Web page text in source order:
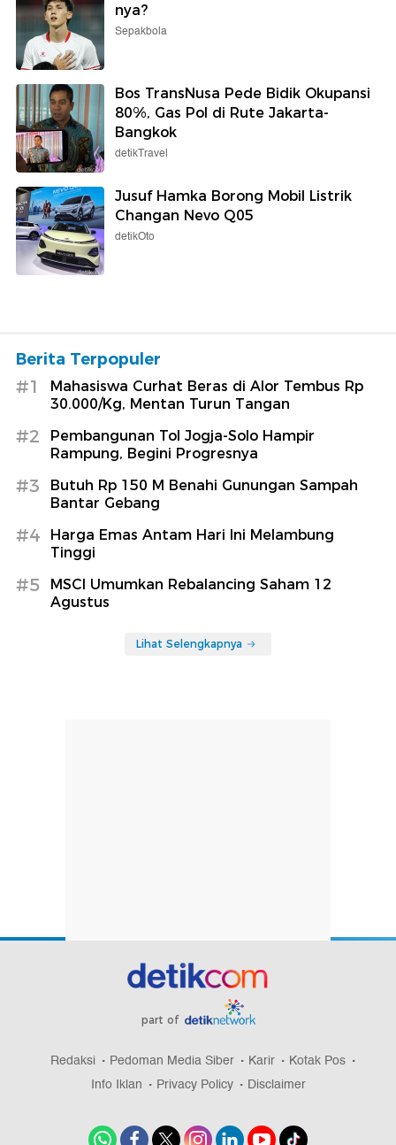
nya?
Sepakbola
Bos TransNusa Pede Bidik Okupansi
80%, Gas Pol di Rute Jakarta-
Bangkok
detikTravel
Jusuf Hamka Borong Mobil Listrik
Changan Nevo Q05
detikOto
Berita Terpopuler
#1
Mahasiswa Curhat Beras di Alor Tembus Rp
30.000/Kg, Mentan Turun Tangan
#2
Pembangunan Tol Jogja-Solo Hampir
Rampung, Begini Progresnya
#3
Butuh Rp 150 M Benahi Gunungan Sampah
Bantar Gebang
#4
Harga Emas Antam Hari Ini Melambung
Tinggi
#5
MSCI Umumkan Rebalancing Saham 12
Agustus
Lihat Selengkapnya
part of
Redaksi Pedoman Media Siber Karir
Kotak Pos
Info Iklan
Privacy Policy Disclaimer